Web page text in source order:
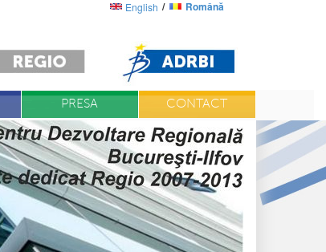
English Română
PRESA CONTACT